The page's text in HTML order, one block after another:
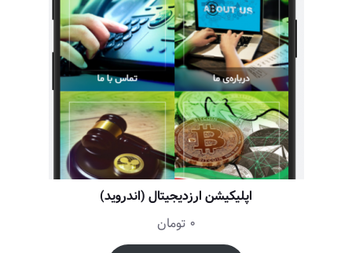
اپلیکیشن ارزدیجیتال (اندروید)
0 تومان